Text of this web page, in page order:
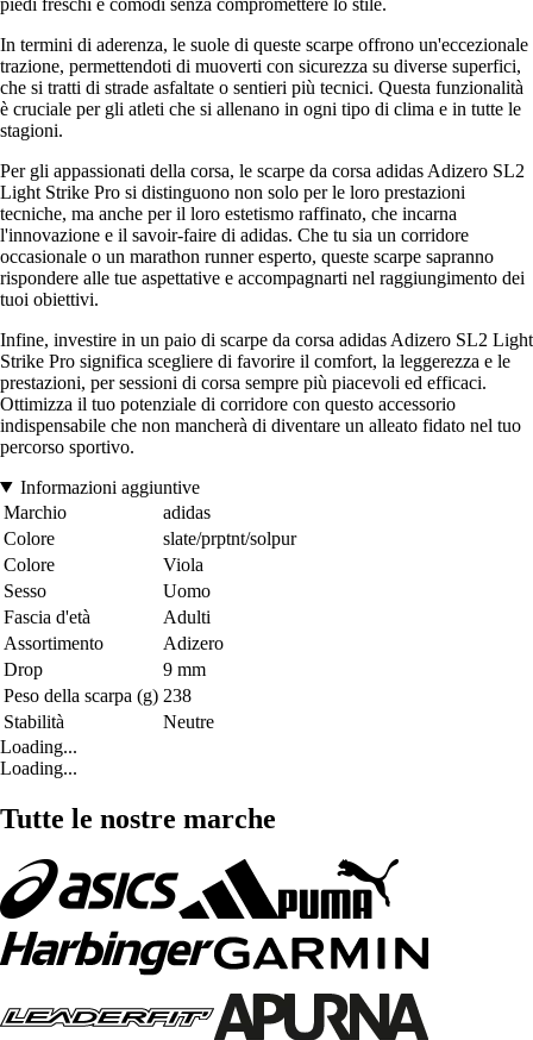
In termini di aderenza, le suole di queste scarpe offrono un'eccezionale
trazione, permettendoti di muoverti con sicurezza su diverse superfici,
che si tratti di strade asfaltate o sentieri più tecnici. Questa funzionalità
è cruciale per gli atleti che si allenano in ogni tipo di clima e in tutte le
stagioni.
Per gli appassionati della corsa, le scarpe da corsa adidas Adizero SL2
Light Strike Pro si distinguono non solo per le loro prestazioni
tecniche, ma anche per il loro estetismo raffinato, che incarna
l'innovazione e il savoir-faire di adidas. Che tu sia un corridore
occasionale o un marathon runner esperto, queste scarpe sapranno
rispondere alle tue aspettative e accompagnarti nel raggiungimento dei
tuoi obiettivi.
Infine, investire in un paio di scarpe da corsa adidas Adizero SL2 Light
Strike Pro significa scegliere di favorire il comfort, la leggerezza e le
prestazioni, per sessioni di corsa sempre più piacevoli ed efficaci.
Ottimizza il tuo potenziale di corridore con questo accessorio
indispensabile che non mancherà di diventare un alleato fidato nel tuo
percorso sportivo.
Informazioni aggiuntive
Marchio
adidas
Colore
slate/prptnt/solpur
Colore
Viola
Sesso
Uomo
Fascia d'età
Adulti
Assortimento
Adizero
Drop
9 mm
Peso della scarpa (g) 238
Stabilità
Neutre
Loading...
Loading...
Tutte le nostre marche